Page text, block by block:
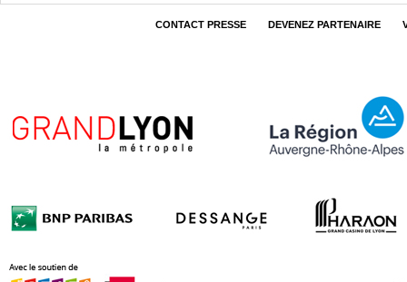
CONTACT PRESSE DEVENEZ PARTENAIRE